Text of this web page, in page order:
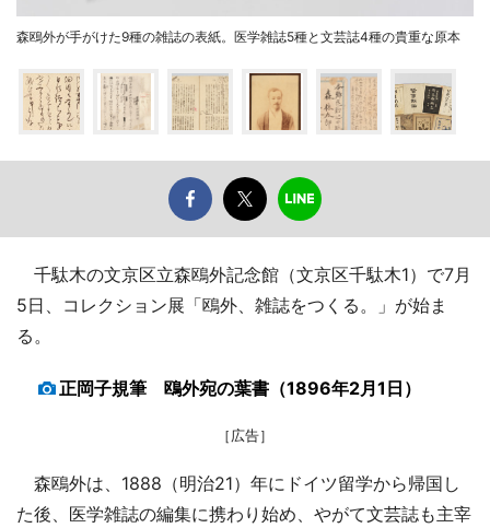
森鴎外が手がけた9種の雑誌の表紙。医学雑誌5種と文芸誌4種の貴重な原本
千駄木の文京区立森鴎外記念館（文京区千駄木1）で7月
5日、コレクション展「鴎外、雑誌をつくる。」が始ま
る。
正岡子規筆 鴎外宛の葉書（1896年2月1日）
［広告］
森鴎外は、1888（明治21）年にドイツ留学から帰国し
た後、医学雑誌の編集に携わり始め、やがて文芸誌も主宰